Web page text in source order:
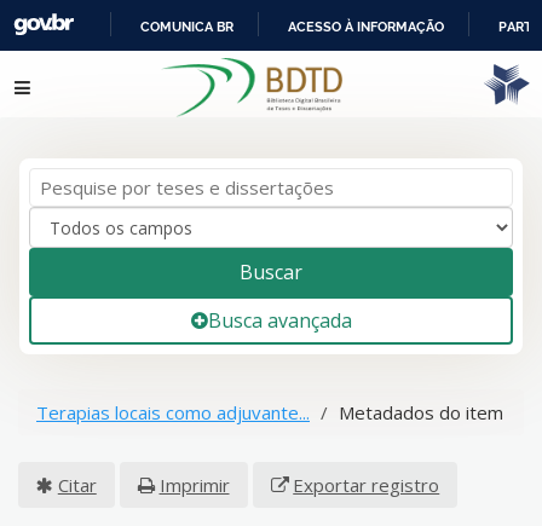
IR
PARA
COMUNICA BR ACESSO À INFORMAÇÃO
Pular para o conteúdo
Buscar
Busca avançada
Terapias locais como adjuvante... Metadados do item
Citar Imprimir Exportar registro